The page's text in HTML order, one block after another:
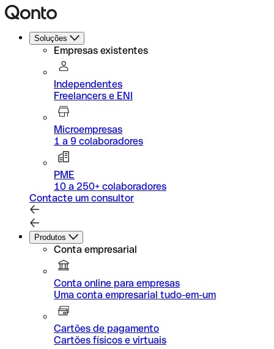
Soluções
Empresas existentes
Independentes
Freelancers e ENI
Microempresas
1 a 9 colaboradores
PME
10 a 250+ colaboradores
Contacte um consultor
Produtos
Conta empresarial
Conta online para empresas
Uma conta empresarial tudo-em-um
Cartões de pagamento
Cartões físicos e virtuais